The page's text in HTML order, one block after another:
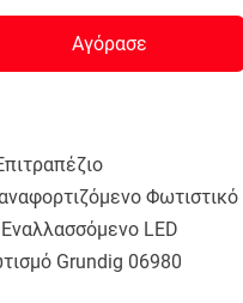
Αγόρασε